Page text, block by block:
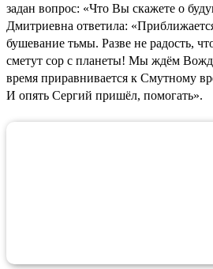
задан вопрос: «Что Вы скажете о
Дмитриевна ответила:
бушевание тьмы. Разве не радость,
сметут сор с планеты! Мы ждём
время приравнивается к Смутному
И опять Сергий пришёл, помогать».